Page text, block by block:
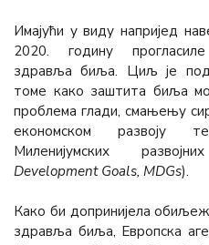
Имајући у виду напријед
2020. годину
здравља биља. Циљ је
томе како заштита биља
проблема глади, смањењу
економском развоју
Миленијумских
Development Goals, MDGs).
Како би допринијела
здравља биља, Европска